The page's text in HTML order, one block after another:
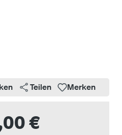
Teilen Merken
€